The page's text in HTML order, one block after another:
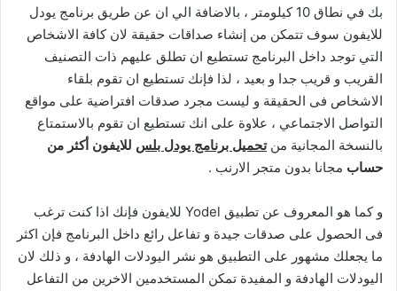
بك في نطاق 10 كيلومتر ، بالاضافة الي ان عن طريق برنامج يودل
للايفون سوف تتمكن من إنشاء صداقات حقيقة لان كافة الاشخاص
التي توجد داخل البرنامج تستطيع ان تطلق عليهم ذات التصنيف
القريب و قريب جدا و بعيد ، لذا فإنك تستطيع ان تقوم بلقاء
الاشخاص فى الحقيقة و ليست مجرد صدقات افتراضية على مواقع
التواصل الاجتماعي ، علاوة على انك تستطيع ان تقوم بالاستمتاع
بالنسخة المجانية منتحميل برنامج يودل بلس للايفون أكثر من
حساب مجانا بدون متجر الارنب .
و كما هو المعروف عن تطبيق Yodel للايفون فإنك اذا كنت ترغب
فى الحصول على صدقات جيدة و تفاعل رائع داخل البرنامج فإن اكثر
ما يجعلك مشهور على التطبيق هو نشر اليودلات الهادفة ، و ذلك لان
اليودلات الهادفة و المفيدة تمكن المستخدمين الاخرين من التفاعل